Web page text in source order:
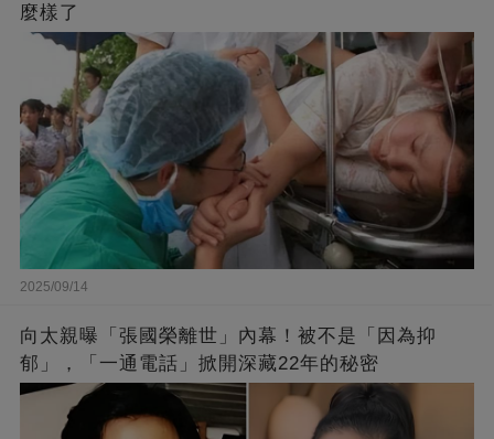
麼樣了
2025/09/14
向太親曝「張國榮離世」內幕！被不是「因為抑
郁」，「一通電話」掀開深藏22年的秘密